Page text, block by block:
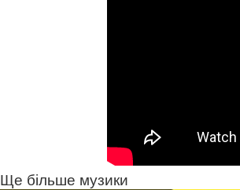
Ще більше музики